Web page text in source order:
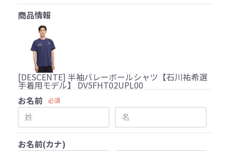
商品情報
[DESCENTE] 半袖バレーボールシャツ【石川祐希選
手着用モデル】 DV5FHT02UPL00
お名前
必須
お名前(カナ)